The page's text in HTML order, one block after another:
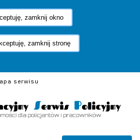
zamknij okno
zamknij stronę
serwisu
Serwis